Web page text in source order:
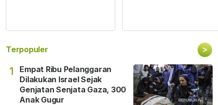
Terpopuler >
1
Empat Ribu Pelanggaran
Dilakukan Israel Sejak
Genjatan Senjata Gaza, 300
Anak Gugur